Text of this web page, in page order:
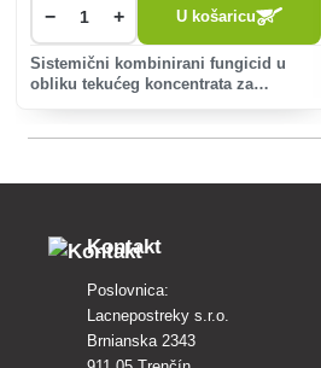
− + U košaricu
Sistemični kombinirani fungicid u
obliku tekućeg koncentrata za
Kontakt
Poslovnica:
Lacnepostreky s.r.o.
Brnianska 2343